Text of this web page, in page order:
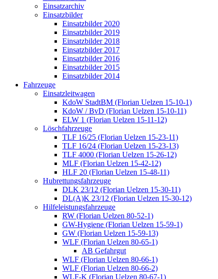
Einsatzarchiv
Einsatzbilder
Einsatzbilder 2020
Einsatzbilder 2019
Einsatzbilder 2018
Einsatzbilder 2017
Einsatzbilder 2016
Einsatzbilder 2015
Einsatzbilder 2014
Fahrzeuge
Einsatzleitwagen
KdoW StadtBM (Florian Uelzen 15-10-1)
KdoW / BvD (Florian Uelzen 15-10-11)
ELW 1 (Florian Uelzen 15-11-12)
Löschfahrzeuge
TLF 16/25 (Florian Uelzen 15-23-11)
TLF 16/24 (Florian Uelzen 15-23-13)
TLF 4000 (Florian Uelzen 15-26-12)
MLF (Florian Uelzen 15-42-12)
HLF 20 (Florian Uelzen 15-48-11)
Hubrettungsfahrzeuge
DLK 23/12 (Florian Uelzen 15-30-11)
DL(A)K 23/12 (Florian Uelzen 15-30-12)
Hilfeleistungsfahrzeuge
RW (Florian Uelzen 80-52-1)
GW-Hygiene (Florian Uelzen 15-59-1)
GW (Florian Uelzen 15-59-13)
WLF (Florian Uelzen 80-65-1)
AB Gefahrgut
WLF (Florian Uelzen 80-66-1)
WLF (Florian Uelzen 80-66-2)
WLF-K (Florian Uelzen 80-67-1)